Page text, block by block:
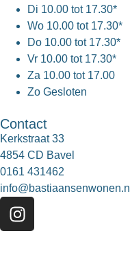
Di 10.00 tot 17.30*
Wo 10.00 tot 17.30*
Do 10.00 tot 17.30*
Vr 10.00 tot 17.30*
Za 10.00 tot 17.00
Zo Gesloten
Contact
Kerkstraat 33
4854 CD Bavel
0161 431462
info@bastiaansenwonen.nl